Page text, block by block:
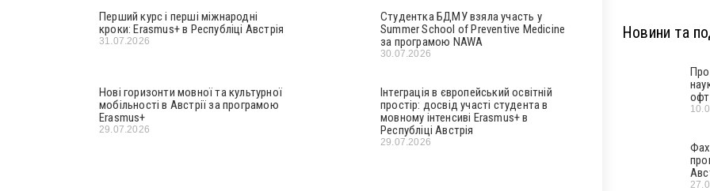
Перший курс і перші міжнародні
кроки: Erasmus+ в Республіці Австрія
31.07.2026
Студентка БДМУ взяла участь у
Summer School of Preventive Medicine
за програмою NAWA
30.07.2026
Нові горизонти мовної та культурної
мобільності в Австрії за програмою
Erasmus+
29.07.2026
Інтеграція в європейський освітній
простір: досвід участі студента в
мовному інтенсиві Erasmus+ в
Республіці Австрія
29.07.2026
Новини та